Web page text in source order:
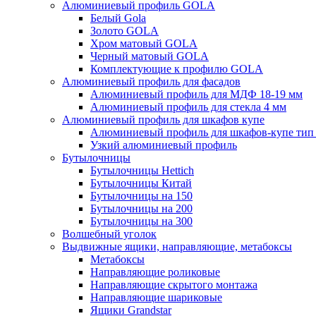
Алюминиевый профиль GOLA
Белый Gola
Золото GOLA
Хром матовый GOLA
Черный матовый GOLA
Комплектующие к профилю GOLA
Алюминиевый профиль для фасадов
Алюминиевый профиль для МДФ 18-19 мм
Алюминиевый профиль для стекла 4 мм
Алюминиевый профиль для шкафов купе
Алюминиевый профиль для шкафов-купе
Узкий алюминиевый профиль
Бутылочницы
Бутылочницы Hettich
Бутылочницы Китай
Бутылочницы на 150
Бутылочницы на 200
Бутылочницы на 300
Волшебный уголок
Выдвижные ящики, направляющие, метабоксы
Метабоксы
Направляющие роликовые
Направляющие скрытого монтажа
Направляющие шариковые
Ящики Grandstar